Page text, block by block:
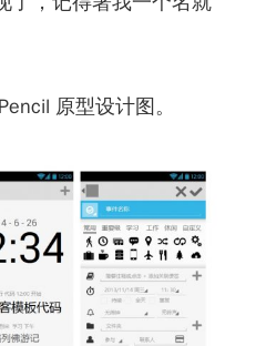
原型设计图。